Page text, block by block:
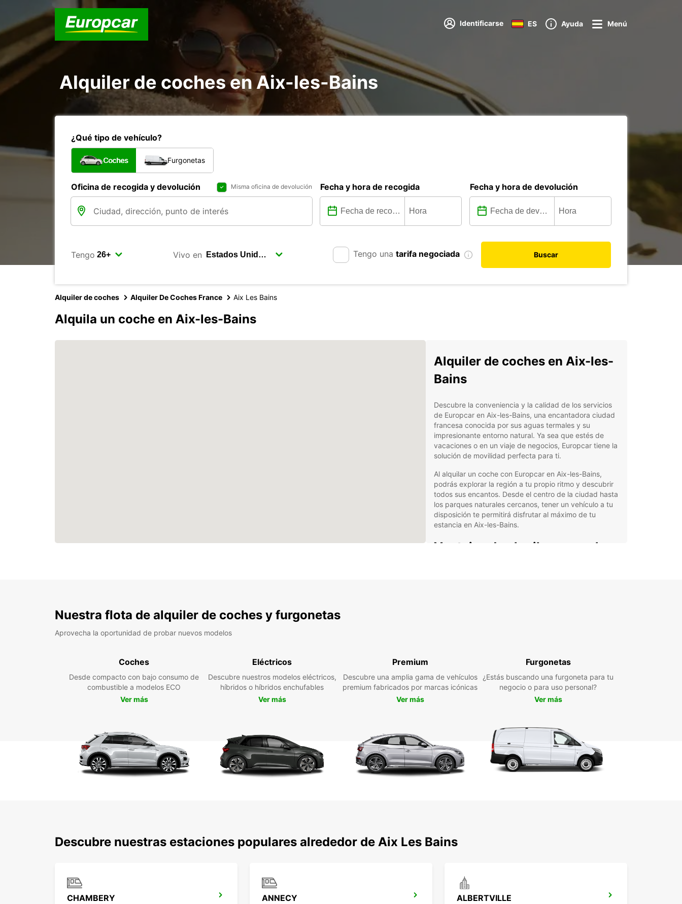
Identificarse ES Ayuda Menú
Alquiler de coches en Aix-les-Bains
¿Qué tipo de vehículo?
Coches Furgonetas
Oficina de recogida y devolución Misma oficina de devolución Fecha y hora de recogida Fecha y hora de devolución
Tengo Vivo en Tengo una tarifa negociada Buscar
Alquiler de coches Alquiler De Coches France Aix Les Bains
Alquila un coche en Aix-les-Bains
Alquiler de coches en Aix-les-
Bains
Descubre la conveniencia y la calidad de los servicios
de Europcar en Aix-les-Bains, una encantadora ciudad
francesa conocida por sus aguas termales y su
impresionante entorno natural. Ya sea que estés de
vacaciones o en un viaje de negocios, Europcar tiene la
solución de movilidad perfecta para ti.
Al alquilar un coche con Europcar en Aix-les-Bains,
podrás explorar la región a tu propio ritmo y descubrir
todos sus encantos. Desde el centro de la ciudad hasta
los parques naturales cercanos, tener un vehículo a tu
disposición te permitirá disfrutar al máximo de tu
estancia en Aix-les-Bains.
Ventajas de alquilar un coche
Atención al cliente de calidad y asistencia en
carretera las 24 horas, los 7 días de la semana.
No importa si necesitas un coche por unas horas o por
varios días, Europcar en Aix-les-Bains tiene la opción
francesa a tu ritmo!
Nuestra flota de alquiler de coches y furgonetas
Aprovecha la oportunidad de probar nuevos modelos
Coches
Desde compacto con bajo consumo de
combustible a modelos ECO
Ver más
Eléctricos
Descubre nuestros modelos eléctricos,
híbridos o híbridos enchufables
Ver más
Premium
Descubre una amplia gama de vehículos
premium fabricados por marcas icónicas
Ver más
Furgonetas
¿Estás buscando una furgoneta para tu
negocio o para uso personal?
Ver más
Descubre nuestras estaciones populares alrededor de Aix Les Bains
CHAMBERY ANNECY ALBERTVILLE